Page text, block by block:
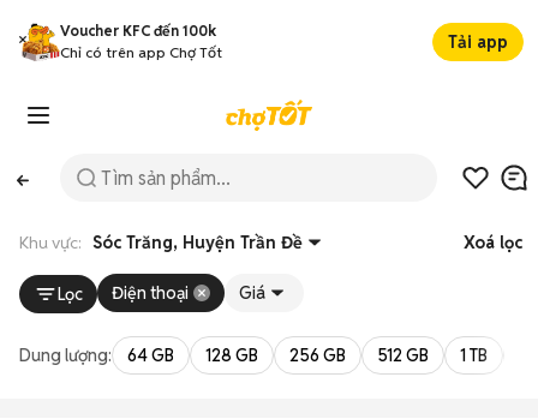
Voucher KFC đến 100k
Chỉ có trên app Chợ Tốt
Tải app
Khu vực: Sóc Trăng, Huyện Trần Đề Xoá lọc
Lọc Điện thoại Giá
Dung lượng: 64 GB 128 GB 256 GB 512 GB 1 TB